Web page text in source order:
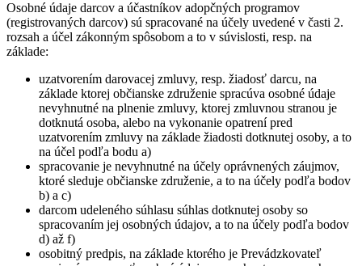
Osobné údaje darcov a účastníkov adopčných programov
(registrovaných darcov) sú spracované na účely uvedené v časti 2.
rozsah a účel zákonným spôsobom a to v súvislosti, resp. na
základe:
uzatvorením darovacej zmluvy, resp. žiadosť darcu, na
základe ktorej občianske združenie spracúva osobné údaje
nevyhnutné na plnenie zmluvy, ktorej zmluvnou stranou je
dotknutá osoba, alebo na vykonanie opatrení pred
uzatvorením zmluvy na základe žiadosti dotknutej osoby, a to
na účel podľa bodu a)
spracovanie je nevyhnutné na účely oprávnených záujmov,
ktoré sleduje občianske združenie, a to na účely podľa bodov
b) a c)
darcom udeleného súhlasu súhlas dotknutej osoby so
spracovaním jej osobných údajov, a to na účely podľa bodov
d) až f)
osobitný predpis, na základe ktorého je Prevádzkovateľ